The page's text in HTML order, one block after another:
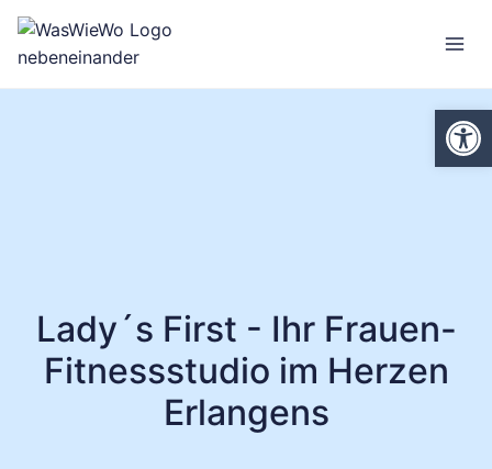
Zum
Inhalt
springen
Lady´s First - Ihr Frauen-
Fitnessstudio im Herzen
Erlangens